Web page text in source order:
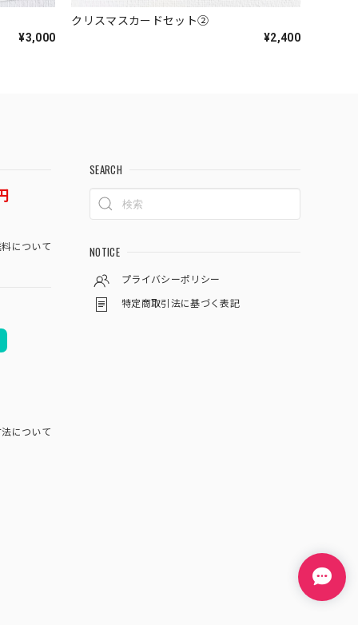
¥3,000
クリスマスカードセット②
¥2,400
について
について
SEARCH
NOTICE
プライバシーポリシー
特定商取引法に基づく表記